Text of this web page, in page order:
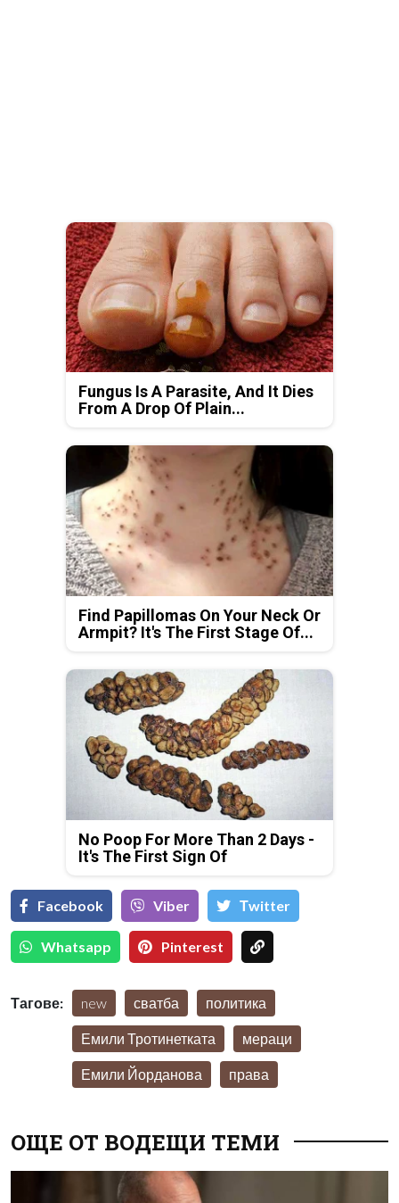
Fungus Is A Parasite, And It Dies
From A Drop Of Plain...
Find Papillomas On Your Neck Or
Armpit? It's The First Stage Of...
No Poop For More Than 2 Days -
It's The First Sign Of
Facebook Viber Тwitter
Whatsapp Pinterest
Тагове: new сватба политика
Емили Тротинетката мераци
Емили Йорданова права
ОЩЕ ОТ ВОДЕЩИ ТЕМИ